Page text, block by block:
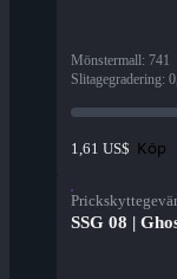
Mönstermall: 741
Slitagegradering:
1,61 US$ Köp
SSG 08 |